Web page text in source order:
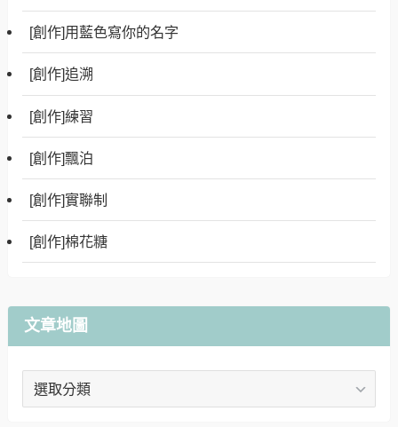
[創作]用藍色寫你的名字
[創作]追溯
[創作]練習
[創作]飄泊
[創作]實聯制
[創作]棉花糖
文章地圖
文